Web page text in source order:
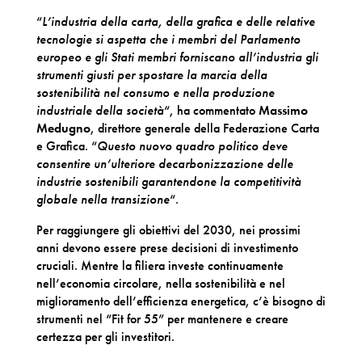
“L’industria della carta, della grafica e delle relative
tecnologie si aspetta che i membri del Parlamento
europeo e gli Stati membri forniscano all’industria gli
strumenti giusti per spostare la marcia della
sostenibilità nel consumo e nella produzione
industriale della società“, ha commentatoMassimo
Medugno, direttore generale della Federazione Carta
e Grafica. “Questo nuovo quadro politico deve
consentire un’ulteriore decarbonizzazione delle
industrie sostenibili garantendone la competitività
globale nella transizione“.
Per raggiungere gli obiettivi del 2030, nei prossimi
anni devono essere prese decisioni di investimento
cruciali. Mentre la filiera investe continuamente
nell’economia circolare, nella sostenibilità e nel
miglioramento dell’efficienza energetica, c’è bisogno di
strumenti nel “Fit for 55” per mantenere e creare
certezza per gli investitori.